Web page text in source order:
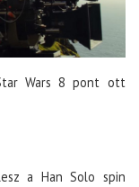
Wars 8 pont ott
a Han Solo spin